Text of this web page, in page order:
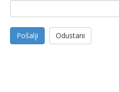
Pošalji Odustani